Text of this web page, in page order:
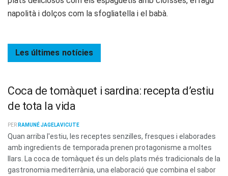
napolità i dolços com la sfogliatella i el babà.
Les últimes notícies
Coca de tomàquet i sardina: recepta d’estiu
de tota la vida
PER RAMUNÉ JAGELAVICUTE
Quan arriba l'estiu, les receptes senzilles, fresques i elaborades
amb ingredients de temporada prenen protagonisme a moltes
llars. La coca de tomàquet és un dels plats més tradicionals de la
gastronomia mediterrània, una elaboració que combina el sabor